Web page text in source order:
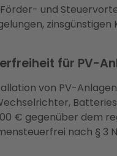
und
für PV-
von PV-
€ gegenüber dem
nach §